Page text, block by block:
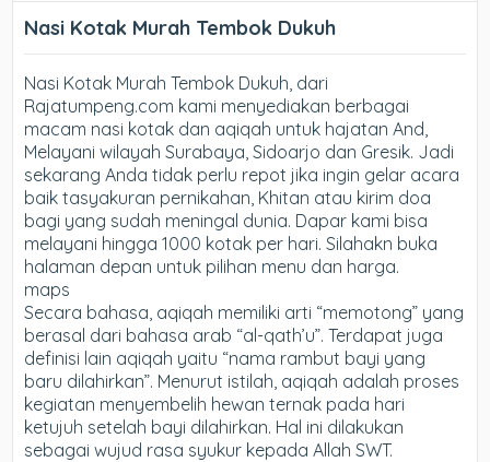
Nasi Kotak Murah Tembok Dukuh
Nasi Kotak Murah Tembok Dukuh, dari
Rajatumpeng.com kami menyediakan berbagai
macam nasi kotak dan aqiqah untuk hajatan And,
Melayani wilayah Surabaya, Sidoarjo dan Gresik. Jadi
sekarang Anda tidak perlu repot jika ingin gelar acara
baik tasyakuran pernikahan, Khitan atau kirim doa
bagi yang sudah meningal dunia. Dapar kami bisa
melayani hingga 1000 kotak per hari. Silahakn buka
halaman depan untuk pilihan menu dan harga.
maps
Secara bahasa, aqiqah memiliki arti “memotong” yang
berasal dari bahasa arab “al-qath’u”. Terdapat juga
definisi lain aqiqah yaitu “nama rambut bayi yang
baru dilahirkan”. Menurut istilah, aqiqah adalah proses
kegiatan menyembelih hewan ternak pada hari
ketujuh setelah bayi dilahirkan. Hal ini dilakukan
sebagai wujud rasa syukur kepada Allah SWT.